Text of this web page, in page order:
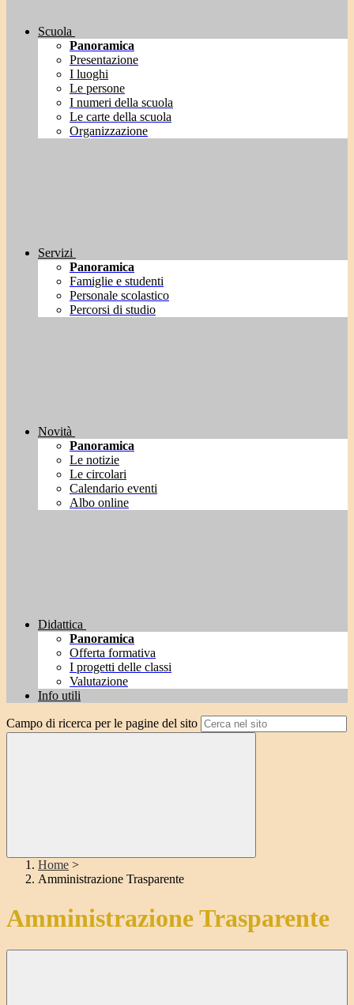
Scuola
Panoramica
Presentazione
I luoghi
Le persone
I numeri della scuola
Le carte della scuola
Organizzazione
Servizi
Panoramica
Famiglie e studenti
Personale scolastico
Percorsi di studio
Novità
Panoramica
Le notizie
Le circolari
Calendario eventi
Albo online
Didattica
Panoramica
Offerta formativa
I progetti delle classi
Valutazione
Info utili
Campo di ricerca per le pagine del sito
Home >
Amministrazione Trasparente
Amministrazione Trasparente